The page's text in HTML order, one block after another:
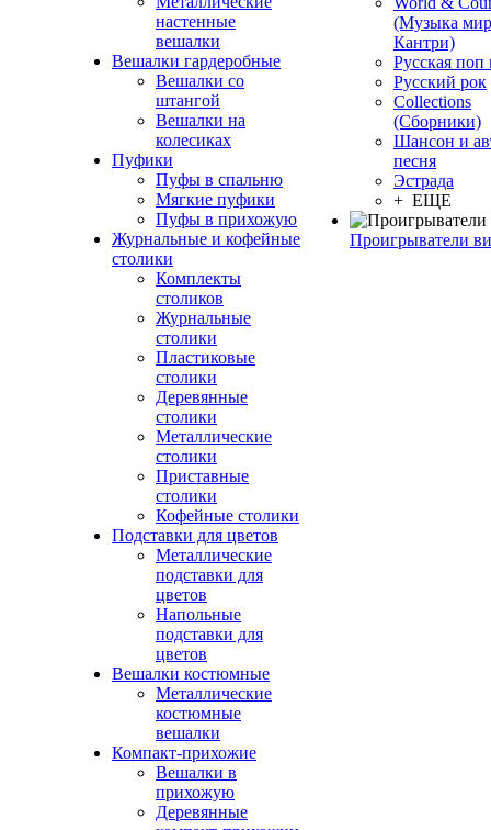
настенные
вешалки
Вешалки гардеробные
Вешалки со
штангой
Вешалки на
колесиках
Пуфики
Пуфы в спальню
Мягкие пуфики
Пуфы в прихожую
Журнальные и кофейные
столики
Комплекты
столиков
Журнальные
столики
Пластиковые
столики
Деревянные
столики
Металлические
столики
Приставные
столики
Кофейные столики
Подставки для цветов
Металлические
подставки для
цветов
Напольные
подставки для
цветов
Вешалки костюмные
Металлические
костюмные
вешалки
Компакт-прихожие
Вешалки в
прихожую
Деревянные
(Музыка
Кантри)
Русская поп
Русский рок
Сollections
(Сборники)
Шансон и
песня
Эстрада
+ ЕЩЕ
Проигрыватели